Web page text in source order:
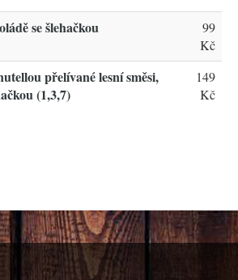
se šlehačkou
99
Kč
přelívané lesní směsi,
(1,3,7)
149
Kč